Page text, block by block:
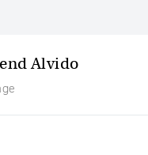
Alvido